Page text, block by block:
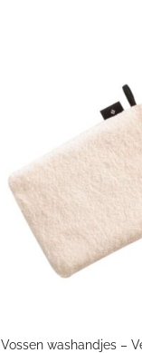
Vossen washandjes –